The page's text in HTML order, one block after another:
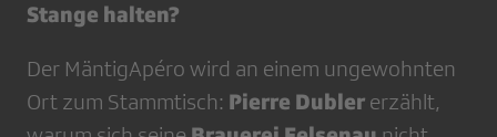
Stange halten?
Der MäntigApéro wird an einem ungewohnten
Ort zum Stammtisch: Pierre Dubler erzählt,